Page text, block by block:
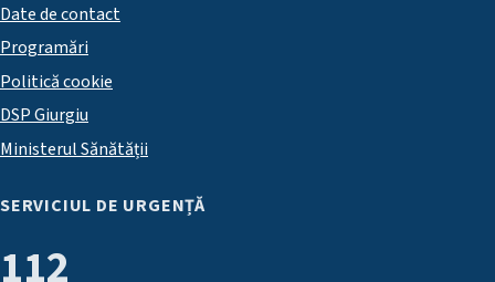
Date de contact
Programări
Politică cookie
DSP Giurgiu
Ministerul Sănătății
SERVICIUL DE URGENȚĂ
112